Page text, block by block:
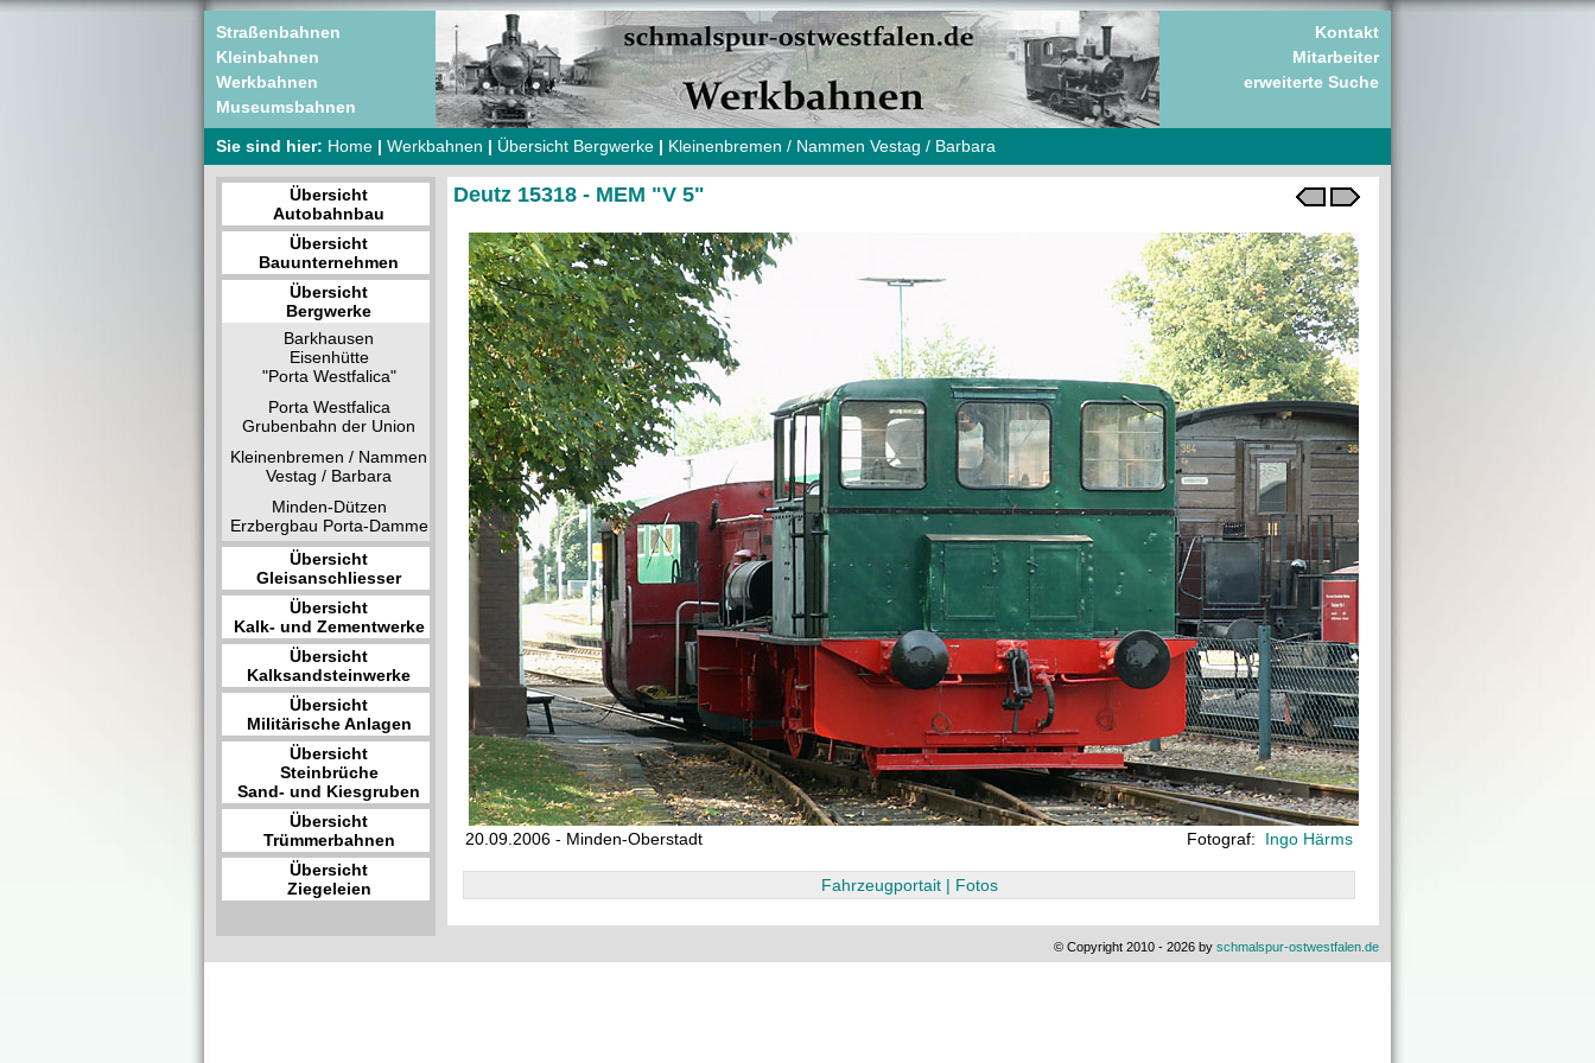
Straßenbahnen
Kleinbahnen
Werkbahnen
Museumsbahnen
Kontakt
Mitarbeiter
erweiterte Suche
Sie sind hier: Home | Werkbahnen | Übersicht Bergwerke | Kleinenbremen / Nammen Vestag / Barbara
Übersicht
Autobahnbau
Übersicht
Bauunternehmen
Übersicht
Bergwerke
Barkhausen
Eisenhütte
"Porta Westfalica"
Porta Westfalica
Grubenbahn der Union
Kleinenbremen / Nammen
Vestag / Barbara
Minden-Dützen
Erzbergbau Porta-Damme
Übersicht
Gleisanschliesser
Übersicht
Kalk- und Zementwerke
Übersicht
Kalksandsteinwerke
Übersicht
Militärische Anlagen
Übersicht
Steinbrüche
Sand- und Kiesgruben
Übersicht
Trümmerbahnen
Übersicht
Ziegeleien
Deutz 15318 - MEM "V 5"
20.09.2006 - Minden-Oberstadt Fotograf: Ingo Härms
Fahrzeugportait | Fotos
© Copyright 2010 - 2026 by schmalspur-ostwestfalen.de